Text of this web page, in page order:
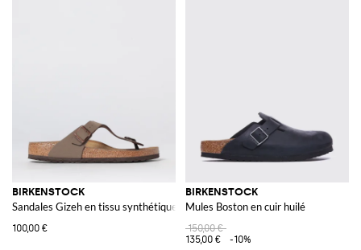
BIRKENSTOCK
Sandales Gizeh en tissu synthétique Birko-Flor®
100,00 €
BIRKENSTOCK
Mules Boston en cuir huilé
150,00 €
135,00 €
-10%